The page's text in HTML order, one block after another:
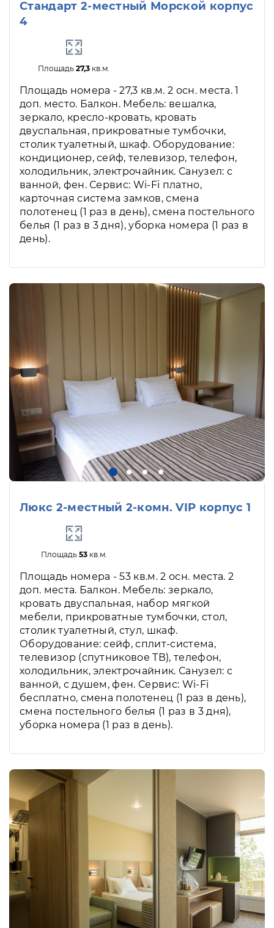
Стандарт 2-местный Морской корпус
4
Площадь27,3 кв.м.
Площадь номера - 27,3 кв.м. 2 осн. места. 1
доп. место. Балкон. Мебель: вешалка,
зеркало, кресло-кровать, кровать
двуспальная, прикроватные тумбочки,
столик туалетный, шкаф. Оборудование:
кондиционер, сейф, телевизор, телефон,
холодильник, электрочайник. Санузел: с
ванной, фен. Сервис: Wi-Fi платно,
карточная система замков, смена
полотенец (1 раз в день), смена постельного
белья (1 раз в 3 дня), уборка номера (1 раз в
день).
Люкс 2-местный 2-комн. VIP корпус 1
Площадь 53кв.м.
Площадь номера - 53 кв.м. 2 осн. места. 2
доп. места. Балкон. Мебель: зеркало,
кровать двуспальная, набор мягкой
мебели, прикроватные тумбочки, стол,
столик туалетный, стул, шкаф.
Оборудование: сейф, сплит-система,
телевизор (спутниковое ТВ), телефон,
холодильник, электрочайник. Санузел: с
ванной, с душем, фен. Сервис: Wi-Fi
бесплатно, смена полотенец (1 раз в день),
смена постельного белья (1 раз в 3 дня),
уборка номера (1 раз в день).